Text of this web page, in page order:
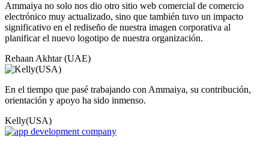
Ammaiya no solo nos dio otro sitio web comercial de comercio
electrónico muy actualizado, sino que también tuvo un impacto
significativo en el rediseño de nuestra imagen corporativa al
planificar el nuevo logotipo de nuestra organización.
Rehaan Akhtar (UAE)
En el tiempo que pasé trabajando con Ammaiya, su contribución,
orientación y apoyo ha sido inmenso.
Kelly(USA)